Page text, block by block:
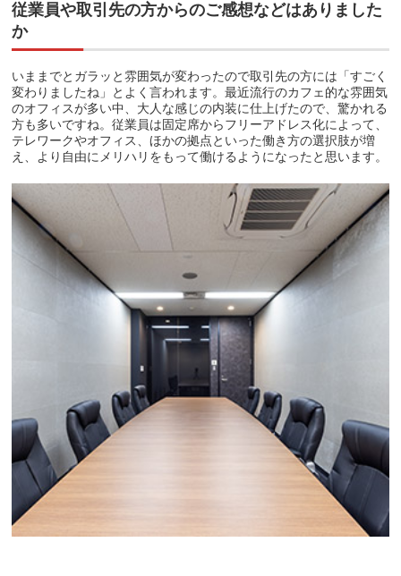
従業員や取引先の方からのご感想などはありました
か
いままでとガラッと雰囲気が変わったので取引先の方には「すごく
変わりましたね」とよく言われます。最近流行のカフェ的な雰囲気
のオフィスが多い中、大人な感じの内装に仕上げたので、驚かれる
方も多いですね。従業員は固定席からフリーアドレス化によって、
テレワークやオフィス、ほかの拠点といった働き方の選択肢が増
え、より自由にメリハリをもって働けるようになったと思います。